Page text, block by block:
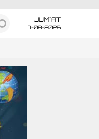
JUM'AT
7-08-2026